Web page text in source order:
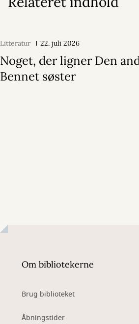
Litteratur 22. juli 2026
Noget, der ligner Den
Bennet søster
Om bibliotekerne
Brug biblioteket
Åbningstider